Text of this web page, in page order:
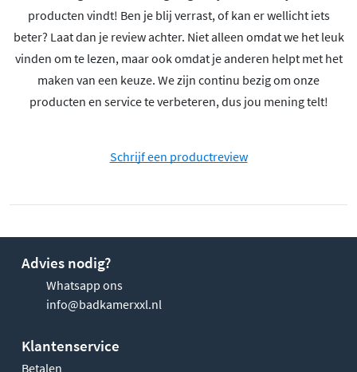
producten vindt! Ben je blij verrast, of kan er wellicht iets
beter? Laat dan je review achter. Niet alleen omdat we het leuk
vinden om te lezen, maar ook omdat je anderen helpt met het
maken van een keuze. We zijn continu bezig om onze
producten en service te verbeteren, dus jou mening telt!
Schrijf een productreview
Advies nodig?
Whatsapp ons
info@badkamerxxl.nl
Klantenservice
Betalen